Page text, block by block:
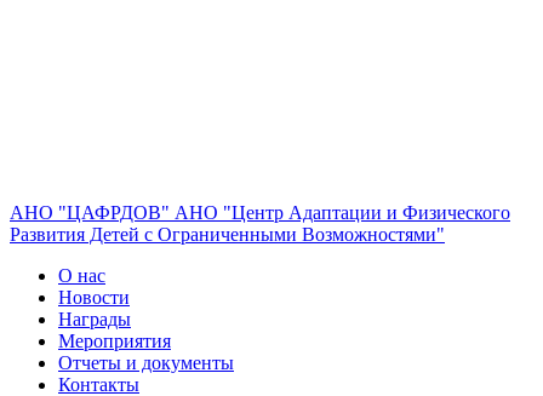
АНО "ЦАФРДОВ" АНО "Центр Адаптации и Физического
Развития Детей с Ограниченными Возможностями"
О нас
Новости
Награды
Мероприятия
Отчеты и документы
Контакты